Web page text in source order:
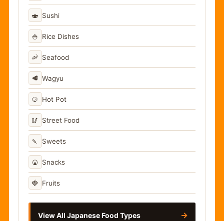
🍣 Sushi
🍚 Rice Dishes
🦐 Seafood
🥩 Wagyu
🍲 Hot Pot
🥢 Street Food
🍡 Sweets
🍘 Snacks
🍓 Fruits
View All Japanese Food Types →